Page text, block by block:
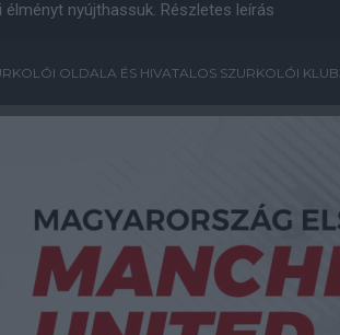
nyújthassuk. Részletes leírás
OLDALA ÉS HIVATALOS SZURKOLÓI